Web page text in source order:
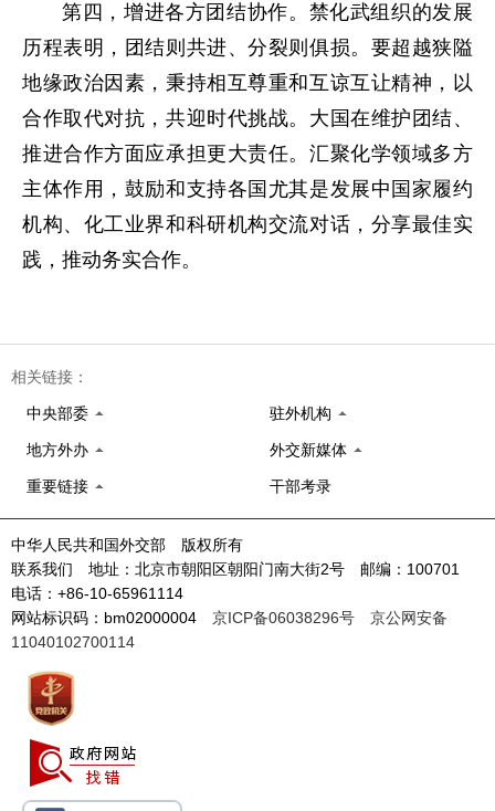
第四，增进各方团结协作。禁化武组织的发展
历程表明，团结则共进、分裂则俱损。要超越狭隘
地缘政治因素，秉持相互尊重和互谅互让精神，以
合作取代对抗，共迎时代挑战。大国在维护团结、
推进合作方面应承担更大责任。汇聚化学领域多方
主体作用，鼓励和支持各国尤其是发展中国家履约
机构、化工业界和科研机构交流对话，分享最佳实
践，推动务实合作。
相关链接：
中央部委 驻外机构
地方外办 外交新媒体
重要链接 干部考录
中华人民共和国外交部 版权所有
联系我们 地址：北京市朝阳区朝阳门南大街2号 邮编：100701
电话：+86-10-65961114
网站标识码：bm02000004 京ICP备06038296号
京公网安备
11040102700114